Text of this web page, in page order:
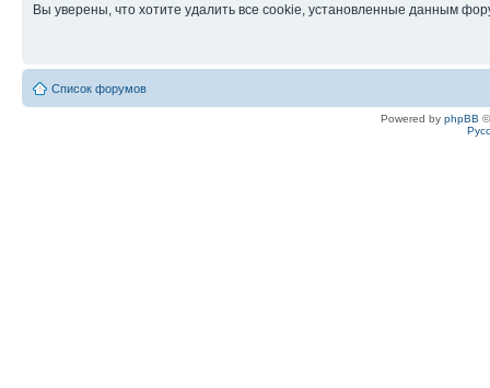
Вы уверены, что хотите удалить все cookie, установленные данным
Список форумов
Powered by phpBB